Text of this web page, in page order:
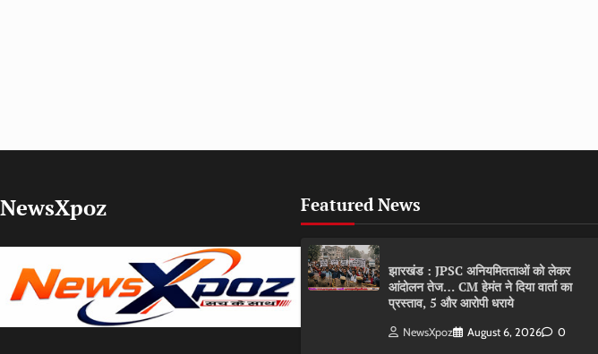
NewsXpoz Featured News
झारखंड : JPSC अनियमितताओं को लेकर
आंदोलन तेज… CM हेमंत ने दिया वार्ता का
प्रस्ताव, 5 और आरोपी धराये
NewsXpoz August 6, 2026 0